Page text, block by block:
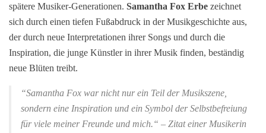
spätere Musiker-Generationen. Samantha Fox Erbe zeichnet
sich durch einen tiefen Fußabdruck in der Musikgeschichte aus,
der durch neue Interpretationen ihrer Songs und durch die
Inspiration, die junge Künstler in ihrer Musik finden, beständig
neue Blüten treibt.
“Samantha Fox war nicht nur ein Teil der Musikszene,
sondern eine Inspiration und ein Symbol der Selbstbefreiung
für viele meiner Freunde und mich.“ – Zitat einer Musikerin